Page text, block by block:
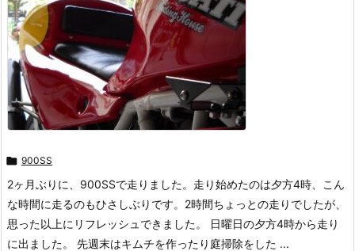
 900SS
2ヶ月ぶりに、900SSで走りました。走り始めたのは夕方4時、こん
な時間に走るのもひさしぶりです。2時間ちょっとの走りでしたが、
思った以上にリフレッシュできました。 日曜日の夕方4時から走り
に出ました。 先週末はキムチを作ったり庭掃除をした ...